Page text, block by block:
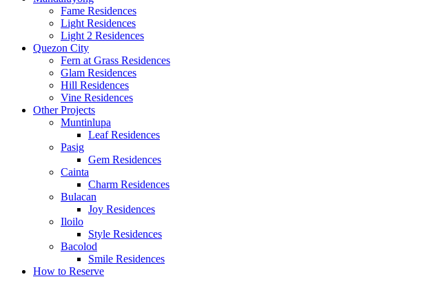
Fame Residences
Light Residences
Light 2 Residences
Quezon City
Fern at Grass Residences
Glam Residences
Hill Residences
Vine Residences
Other Projects
Muntinlupa
Leaf Residences
Pasig
Gem Residences
Cainta
Charm Residences
Bulacan
Joy Residences
Iloilo
Style Residences
Bacolod
Smile Residences
How to Reserve